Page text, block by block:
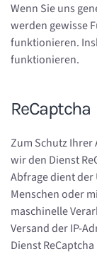
Wenn Sie uns
werden gewisse
funktionieren.
funktionieren.
ReCaptcha
Zum Schutz
wir den Dienst
Abfrage dient der
Menschen oder
maschinelle
Versand der IP-
Dienst